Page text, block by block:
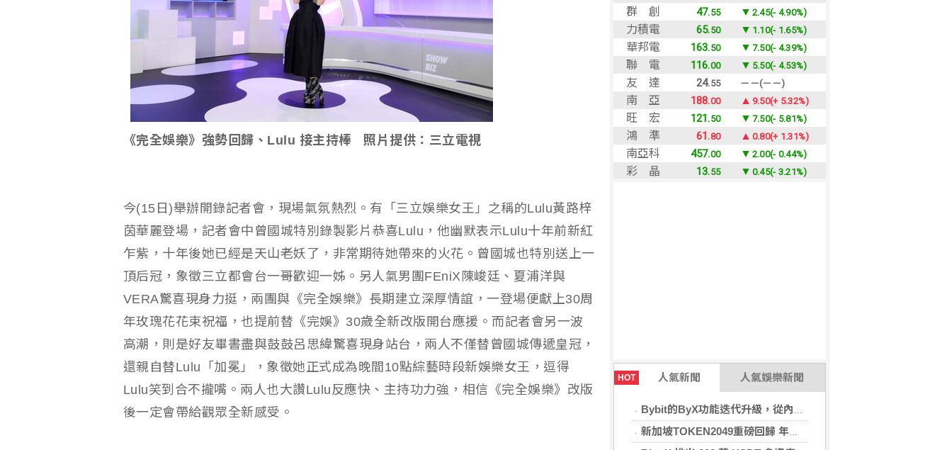
HOT 人氣新聞 人氣娛樂新聞
Bybit的ByX功能迭代升級，從內容平台全面進化為社交交易樞紐，新增多項特色功能
新加坡TOKEN2049重磅回歸 年度行業頂級盛會再度啟幕
《完全娛樂》強勢回歸、Lulu 接主持棒 照片提供：三立電視
今(15日)舉辦開錄記者會，現場氣氛熱烈。有「三立娛樂女王」之稱的Lulu黃路梓
茵華麗登場，記者會中曾國城特別錄製影片恭喜Lulu，他幽默表示Lulu十年前新紅
乍紫，十年後她已經是天山老妖了，非常期待她帶來的火花。曾國城也特別送上一
頂后冠，象徵三立都會台一哥歡迎一姊。另人氣男團FEniX陳峻廷、夏浦洋與
VERA驚喜現身力挺，兩團與《完全娛樂》長期建立深厚情誼，一登場便獻上30周
年玫瑰花花束祝福，也提前替《完娛》30歲全新改版開台應援。而記者會另一波
高潮，則是好友畢書盡與鼓鼓呂思緯驚喜現身站台，兩人不僅替曾國城傳遞皇冠，
還親自替Lulu「加冕」，象徵她正式成為晚間10點綜藝時段新娛樂女王，逗得
Lulu笑到合不攏嘴。兩人也大讚Lulu反應快、主持功力強，相信《完全娛樂》改版
後一定會帶給觀眾全新感受。